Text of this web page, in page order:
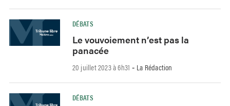
DÉBATS
Le vouvoiement n’est pas la
panacée
20 juillet 2023 à 6h31 - La Rédaction
DÉBATS